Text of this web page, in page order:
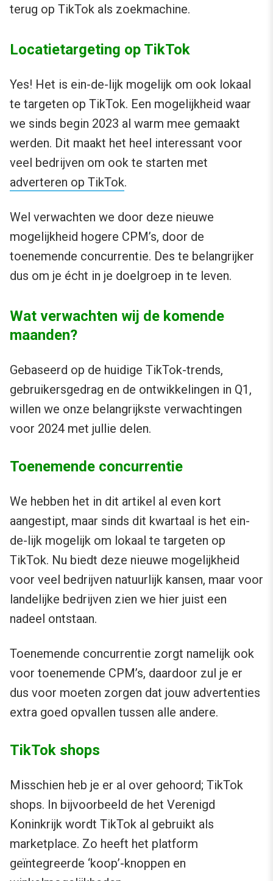
terug op TikTok als zoekmachine.
Locatietargeting op TikTok
Yes! Het is ein-de-lijk mogelijk om ook lokaal
te targeten op TikTok. Een mogelijkheid waar
we sinds begin 2023 al warm mee gemaakt
werden. Dit maakt het heel interessant voor
veel bedrijven om ook te starten met
adverteren op TikTok.
Wel verwachten we door deze nieuwe
mogelijkheid hogere CPM’s, door de
toenemende concurrentie. Des te belangrijker
dus om je écht in je doelgroep in te leven.
Wat verwachten wij de komende
maanden?
Gebaseerd op de huidige TikTok-trends,
gebruikersgedrag en de ontwikkelingen in Q1,
willen we onze belangrijkste verwachtingen
voor 2024 met jullie delen.
Toenemende concurrentie
We hebben het in dit artikel al even kort
aangestipt, maar sinds dit kwartaal is het ein-
de-lijk mogelijk om lokaal te targeten op
TikTok. Nu biedt deze nieuwe mogelijkheid
voor veel bedrijven natuurlijk kansen, maar voor
landelijke bedrijven zien we hier juist een
nadeel ontstaan.
Toenemende concurrentie zorgt namelijk ook
voor toenemende CPM’s, daardoor zul je er
dus voor moeten zorgen dat jouw advertenties
extra goed opvallen tussen alle andere.
TikTok shops
Misschien heb je er al over gehoord; TikTok
shops. In bijvoorbeeld de het Verenigd
Koninkrijk wordt TikTok al gebruikt als
marketplace. Zo heeft het platform
geïntegreerde ‘koop’-knoppen en